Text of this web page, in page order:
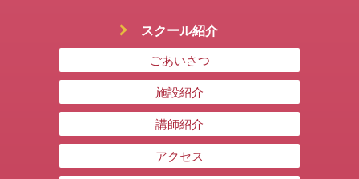
スクール紹介
ごあいさつ
施設紹介
講師紹介
アクセス